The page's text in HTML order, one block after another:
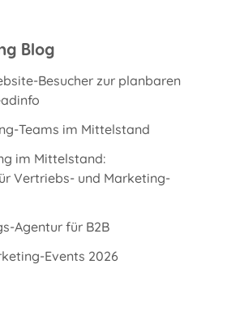
Blog
Besucher zur planbaren
Teams im Mittelstand
im Mittelstand:
Vertriebs- und Marketing-
Agentur für B2B
Events 2026